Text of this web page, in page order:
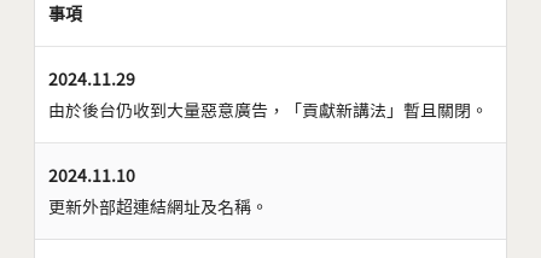
事項
2024.11.29
由於後台仍收到大量惡意廣告，「貢獻新講法」暫且關閉。
2024.11.10
更新外部超連結網址及名稱。